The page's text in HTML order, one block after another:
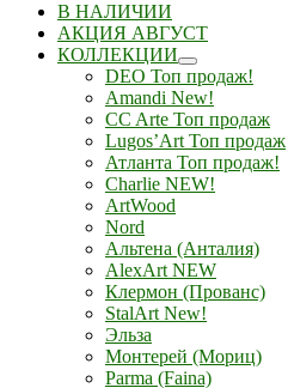
В НАЛИЧИИ
АКЦИЯ АВГУСТ
КОЛЛЕКЦИИ
DEO Топ продаж!
Amandi New!
CC Arte Топ продаж
Lugos’Art Топ продаж
Атланта Топ продаж!
Charlie NEW!
ArtWood
Nord
Альтена (Анталия)
AlexArt NEW
Клермон (Прованс)
StalArt New!
Эльза
Монтерей (Мориц)
Parma (Faina)